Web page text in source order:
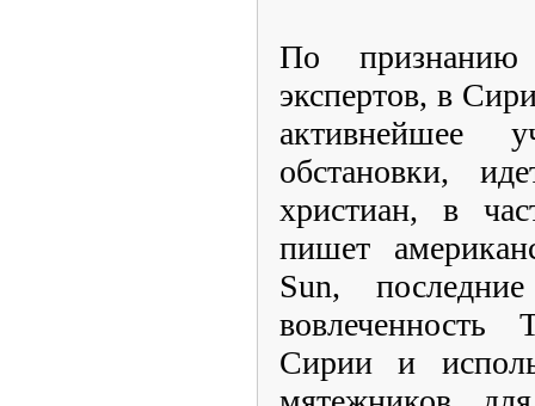
По признанию
экспертов, в
активнейшее
обстановки,
христиан, в
пишет
Sun,
Сирии и